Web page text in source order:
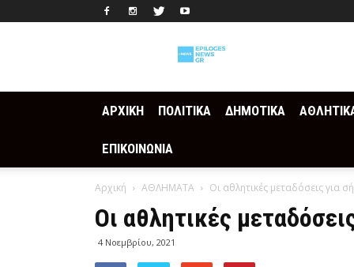
ΑΡΧΙΚΗ ΠΟΛΙΤΙΚΑ ΔΗΜΟΤΙΚΑ
ΕΠΙΚΟΙΝΩΝΙΑ
Αρχική ΑΘΛΗΜΑΤΑ Οι αθλητικές μεταδόσεις για
Οι αθλητικές
4 Νοεμβρίου, 2021